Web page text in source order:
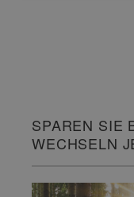
SPAREN SIE
WECHSELN